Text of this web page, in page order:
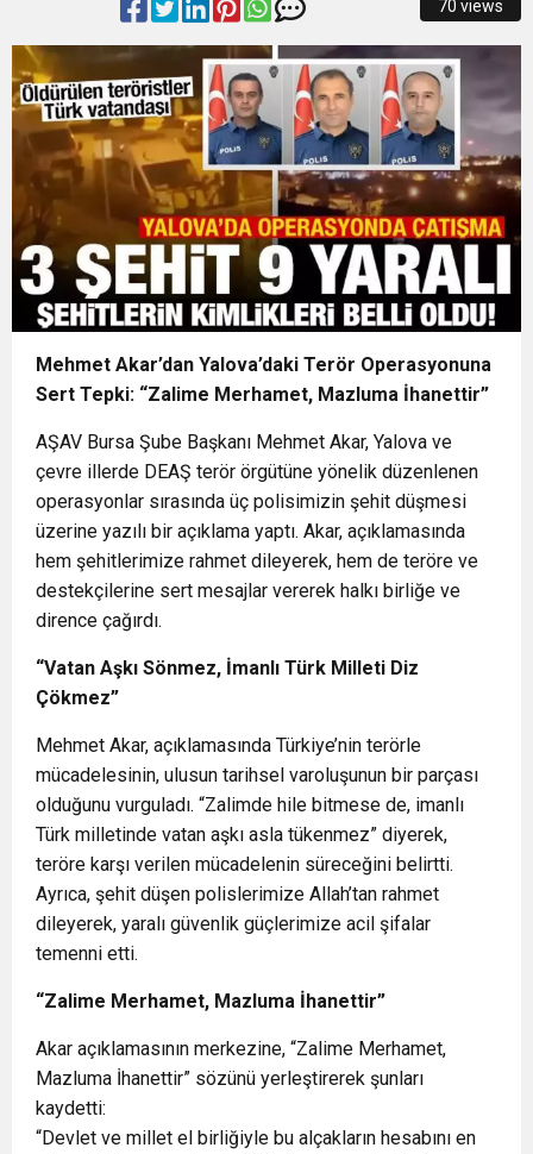
BÜYÜKŞEHİR’DEN İNEGÖL’E ULAŞIM HAMLESİ
14:28 Büyükşehir’den sahada “Kırmızı Altın” mesaisi
14:24 BAŞKAN VEKİLİ ŞAHİN BİBA: “BURSA’NIN
GELECEĞİNİ BÜTÜNCÜL BİR ANLAYIŞLA
PLANLIYORUZ”
14:21 BÜYÜKŞEHİR’DEN AFETLERE HAZIR İKİ YENİ
MOBİL ARAÇ
1:41 GERCÜŞ’TE ANLAMLI BULUŞMA: BAKAN
MEHMET ŞİMŞEK’TEN MEMLEKETİNE YAKIN İLGİ
70 views
Mehmet Akar’dan Yalova’daki Terör Operasyonuna
Sert Tepki: “Zalime Merhamet, Mazluma İhanettir”
AŞAV Bursa Şube Başkanı Mehmet Akar, Yalova ve
çevre illerde DEAŞ terör örgütüne yönelik düzenlenen
operasyonlar sırasında üç polisimizin şehit düşmesi
üzerine yazılı bir açıklama yaptı. Akar, açıklamasında
hem şehitlerimize rahmet dileyerek, hem de teröre ve
destekçilerine sert mesajlar vererek halkı birliğe ve
dirence çağırdı.
“Vatan Aşkı Sönmez, İmanlı Türk Milleti Diz
Çökmez”
Mehmet Akar, açıklamasında Türkiye’nin terörle
mücadelesinin, ulusun tarihsel varoluşunun bir parçası
olduğunu vurguladı. “Zalimde hile bitmese de, imanlı
Türk milletinde vatan aşkı asla tükenmez” diyerek,
teröre karşı verilen mücadelenin süreceğini belirtti.
Ayrıca, şehit düşen polislerimize Allah’tan rahmet
dileyerek, yaralı güvenlik güçlerimize acil şifalar
temenni etti.
“Zalime Merhamet, Mazluma İhanettir”
Akar açıklamasının merkezine, “Zalime Merhamet,
Mazluma İhanettir” sözünü yerleştirerek şunları
kaydetti:
“Devlet ve millet el birliğiyle bu alçakların hesabını en